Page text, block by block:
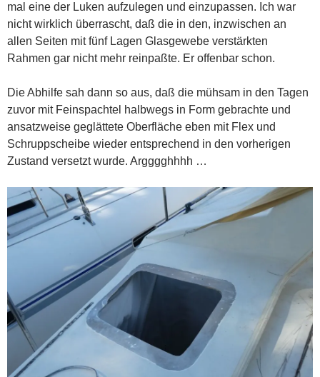
mal eine der Luken aufzulegen und einzupassen. Ich war
nicht wirklich überrascht, daß die in den, inzwischen an
allen Seiten mit fünf Lagen Glasgewebe verstärkten
Rahmen gar nicht mehr reinpaßte. Er offenbar schon.
Die Abhilfe sah dann so aus, daß die mühsam in den Tagen
zuvor mit Feinspachtel halbwegs in Form gebrachte und
ansatzweise geglättete Oberfläche eben mit Flex und
Schruppscheibe wieder entsprechend in den vorherigen
Zustand versetzt wurde. Argggghhhh …